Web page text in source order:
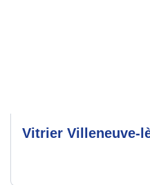
Vitrier Villeneuve-